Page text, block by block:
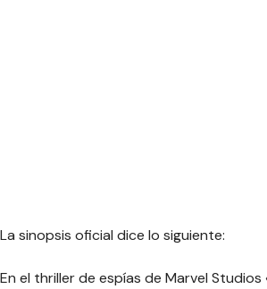
La sinopsis oficial dice lo siguiente:
En el thriller de espías de Marvel